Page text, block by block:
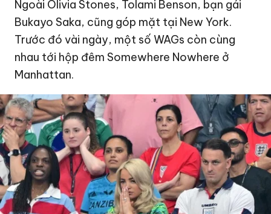
Ngoài Olivia Stones, Tolami Benson, bạn gái
Bukayo Saka, cũng góp mặt tại New York.
Trước đó vài ngày, một số WAGs còn cùng
nhau tới hộp đêm Somewhere Nowhere ở
Manhattan.